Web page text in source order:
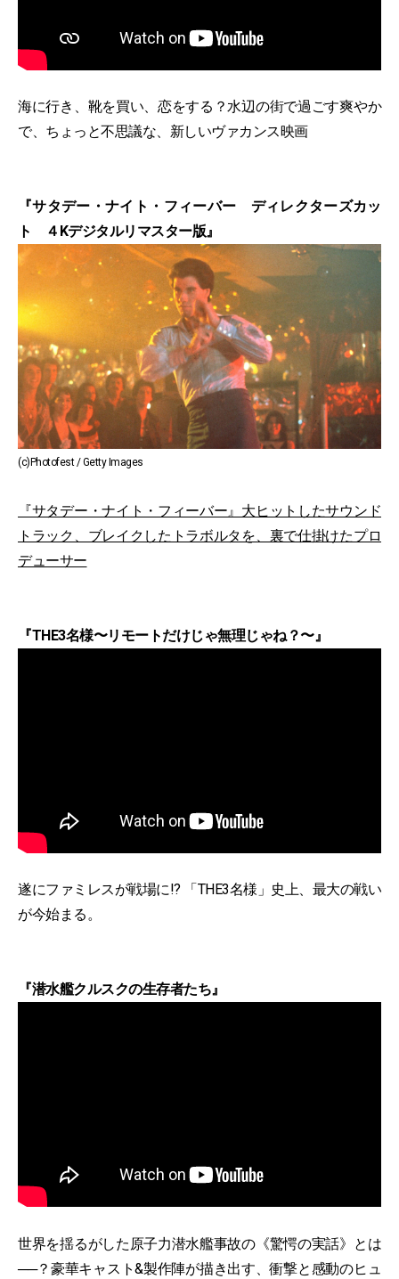
海に行き、靴を買い、恋をする？水辺の街で過ごす爽やか
で、ちょっと不思議な、新しいヴァカンス映画
『サタデー・ナイト・フィーバー ディレクターズカッ
ト ４Kデジタルリマスター版』
(c)Photofest / Getty Images
『サタデー・ナイト・フィーバー』大ヒットしたサウンド
トラック、ブレイクしたトラボルタを、裏で仕掛けたプロ
デューサー
『THE3名様〜リモートだけじゃ無理じゃね？〜』
遂にファミレスが戦場に!? 「THE3名様」史上、最大の戦い
が今始まる。
『潜水艦クルスクの生存者たち』
世界を揺るがした原子力潜水艦事故の《驚愕の実話》とは
──？豪華キャスト&製作陣が描き出す、衝撃と感動のヒュ